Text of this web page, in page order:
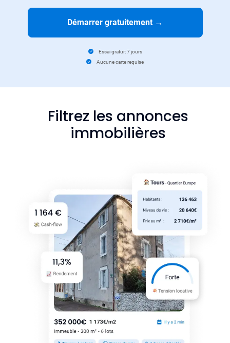
Démarrer gratuitement →
Essai gratuit 7 jours
Aucune carte requise
Filtrez les annonces
immobilières